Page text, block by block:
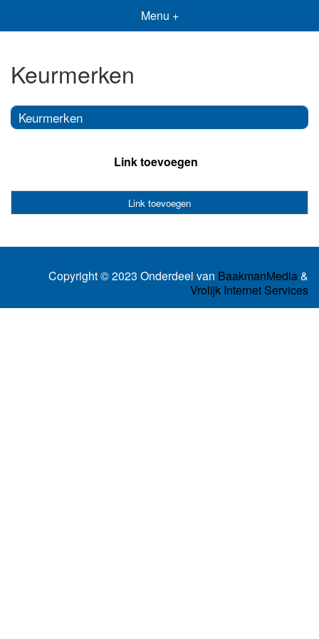
Menu +
Keurmerken
Keurmerken
Link toevoegen
Link toevoegen
Copyright © 2023 Onderdeel van BaakmanMedia&
Vrolijk Internet Services